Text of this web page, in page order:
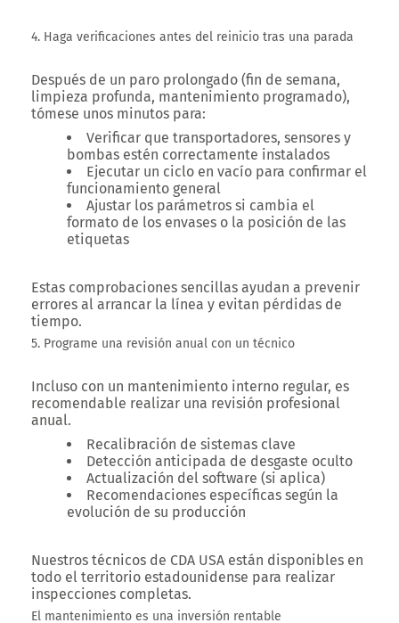
4. Haga verificaciones antes del reinicio tras una parada
Después de un paro prolongado (fin de semana,
limpieza profunda, mantenimiento programado),
tómese unos minutos para:
Verificar que transportadores, sensores y
bombas estén correctamente instalados
Ejecutar un ciclo en vacío para confirmar el
funcionamiento general
Ajustar los parámetros si cambia el
formato de los envases o la posición de las
etiquetas
Estas comprobaciones sencillas ayudan a prevenir
errores al arrancar la línea y evitan pérdidas de
tiempo.
5. Programe una revisión anual con un técnico
Incluso con un mantenimiento interno regular, es
recomendable realizar una revisión profesional
anual.
Recalibración de sistemas clave
Detección anticipada de desgaste oculto
Actualización del software (si aplica)
Recomendaciones específicas según la
evolución de su producción
Nuestros técnicos de CDA USA están disponibles en
todo el territorio estadounidense para realizar
inspecciones completas.
El mantenimiento es una inversión rentable